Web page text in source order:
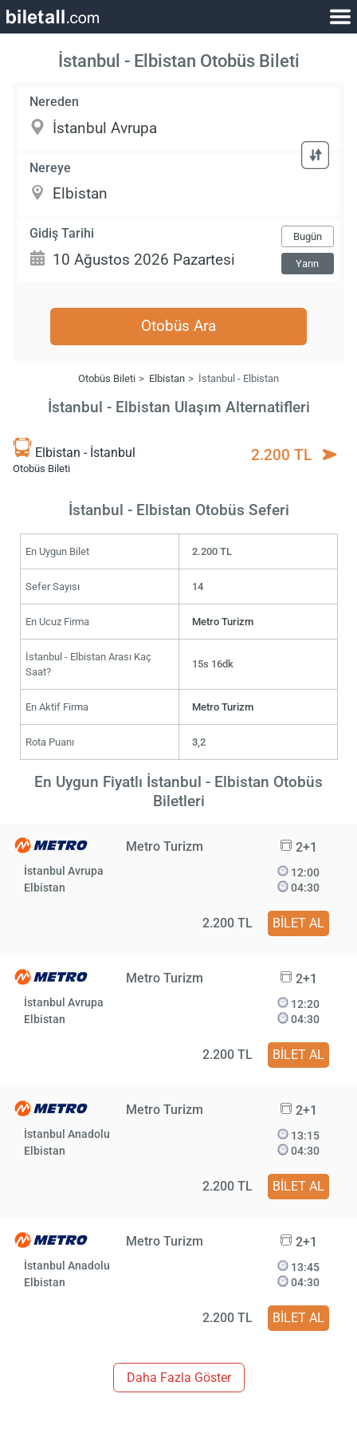
İstanbul - Elbistan Otobüs Bileti
Nereden
Nereye
Gidiş Tarihi Bugün
Yarın
Otobüs Ara
Otobüs Bileti Elbistan İstanbul - Elbistan
İstanbul - Elbistan Ulaşım Alternatifleri
Elbistan - İstanbul
Otobüs Bileti
2.200 TL
İstanbul - Elbistan Otobüs Seferi
En Uygun Bilet 2.200 TL
Sefer Sayısı 14
En Ucuz Firma Metro Turizm
İstanbul - Elbistan Arası Kaç
Saat?
15s 16dk
En Aktif Firma Metro Turizm
Rota Puanı 3,2
En Uygun Fiyatlı İstanbul - Elbistan Otobüs
Biletleri
Metro Turizm 2+1
İstanbul Avrupa
Elbistan
12:00
04:30
2.200 TL BİLET AL
Metro Turizm 2+1
İstanbul Avrupa
Elbistan
12:20
04:30
2.200 TL BİLET AL
Metro Turizm 2+1
İstanbul Anadolu
Elbistan
13:15
04:30
2.200 TL BİLET AL
Metro Turizm 2+1
İstanbul Anadolu
Elbistan
13:45
04:30
2.200 TL BİLET AL
Daha Fazla Göster